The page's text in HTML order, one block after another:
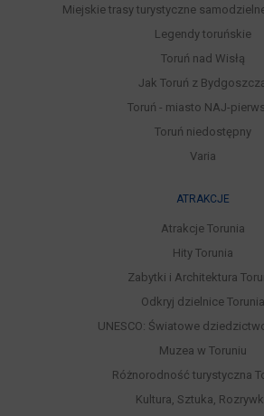
Miejskie trasy turystyczne
Legendy toruńskie
Toruń nad Wisłą
Jak Toruń z
Toruń - miasto NAJ-
Toruń niedostępny
Varia
ATRAKCJE
Atrakcje Torunia
Hity Torunia
Zabytki i Architektura
Odkryj dzielnice Torunia
UNESCO: Światowe
Muzea w Toruniu
Różnorodność turystyczna
Kultura, Sztuka,